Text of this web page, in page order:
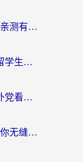
12123在国外能登录吗？海外华人亲测有效的回国加速器选择指南
海外看不了爱奇艺怎么办知乎？留学生亲测有效的回国加速方案
央视影音当前地区版权受限？海外党看国内剧、追电视台的终极解决方案
海外访问国内网站的限制？3步教你无缝解锁国内资源（附实测最优工具）